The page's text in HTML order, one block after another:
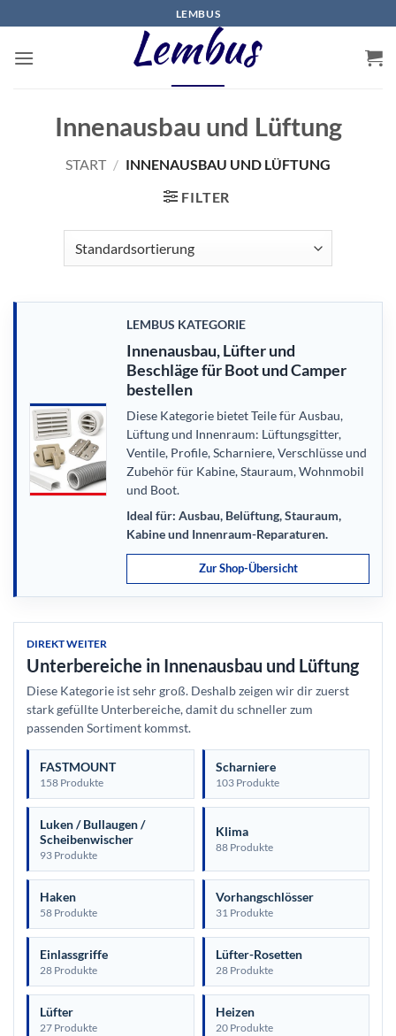
Inhalt
springen
LEMBUS
Innenausbau und Lüftung
START / INNENAUSBAU UND LÜFTUNG
FILTER
LEMBUS KATEGORIE
Innenausbau, Lüfter und
Beschläge für Boot und Camper
bestellen
Diese Kategorie bietet Teile für Ausbau,
Lüftung und Innenraum: Lüftungsgitter,
Ventile, Profile, Scharniere, Verschlüsse und
Zubehör für Kabine, Stauraum, Wohnmobil
und Boot.
Ideal für: Ausbau, Belüftung, Stauraum,
Kabine und Innenraum-Reparaturen.
Zur Shop-Übersicht
DIREKT WEITER
Unterbereiche in Innenausbau und Lüftung
Diese Kategorie ist sehr groß. Deshalb zeigen wir dir zuerst
stark gefüllte Unterbereiche, damit du schneller zum
passenden Sortiment kommst.
FASTMOUNT
158 Produkte
Scharniere
103 Produkte
Luken / Bullaugen /
Scheibenwischer
93 Produkte
Klima
88 Produkte
Haken
58 Produkte
Vorhangschlösser
31 Produkte
Einlassgriffe
28 Produkte
Lüfter-Rosetten
28 Produkte
Lüfter
27 Produkte
Heizen
20 Produkte